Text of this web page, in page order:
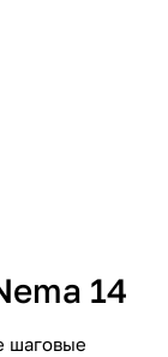
14
шаговые